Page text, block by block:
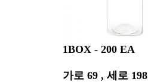
1BOX - 200 EA
가로 69 , 세로 198